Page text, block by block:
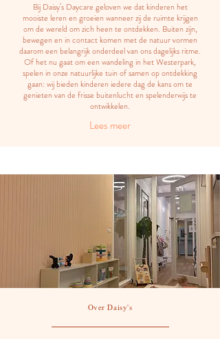
Bij Daisy’s Daycare geloven we dat kinderen het
mooiste leren en groeien wanneer zij de ruimte krijgen
om de wereld om zich heen te ontdekken. Buiten zijn,
bewegen en in contact komen met de natuur vormen
daarom een belangrijk onderdeel van ons dagelijks ritme.
Of het nu gaat om een wandeling in het Westerpark,
spelen in onze natuurlijke tuin of samen op ontdekking
gaan: wij bieden kinderen iedere dag de kans om te
genieten van de frisse buitenlucht en spelenderwijs te
ontwikkelen.
Lees meer
Over Daisy's